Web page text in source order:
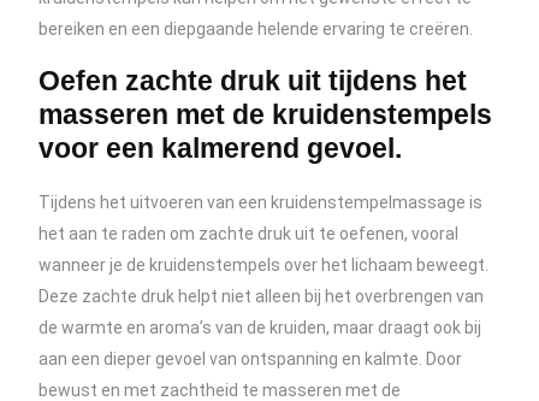
bereiken en een diepgaande helende ervaring te creëren.
Oefen zachte druk uit tijdens het
masseren met de kruidenstempels
voor een kalmerend gevoel.
Tijdens het uitvoeren van een kruidenstempelmassage is
het aan te raden om zachte druk uit te oefenen, vooral
wanneer je de kruidenstempels over het lichaam beweegt.
Deze zachte druk helpt niet alleen bij het overbrengen van
de warmte en aroma’s van de kruiden, maar draagt ook bij
aan een dieper gevoel van ontspanning en kalmte. Door
bewust en met zachtheid te masseren met de